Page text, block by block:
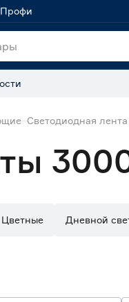
Светодиодная лента
Цветные Дневной